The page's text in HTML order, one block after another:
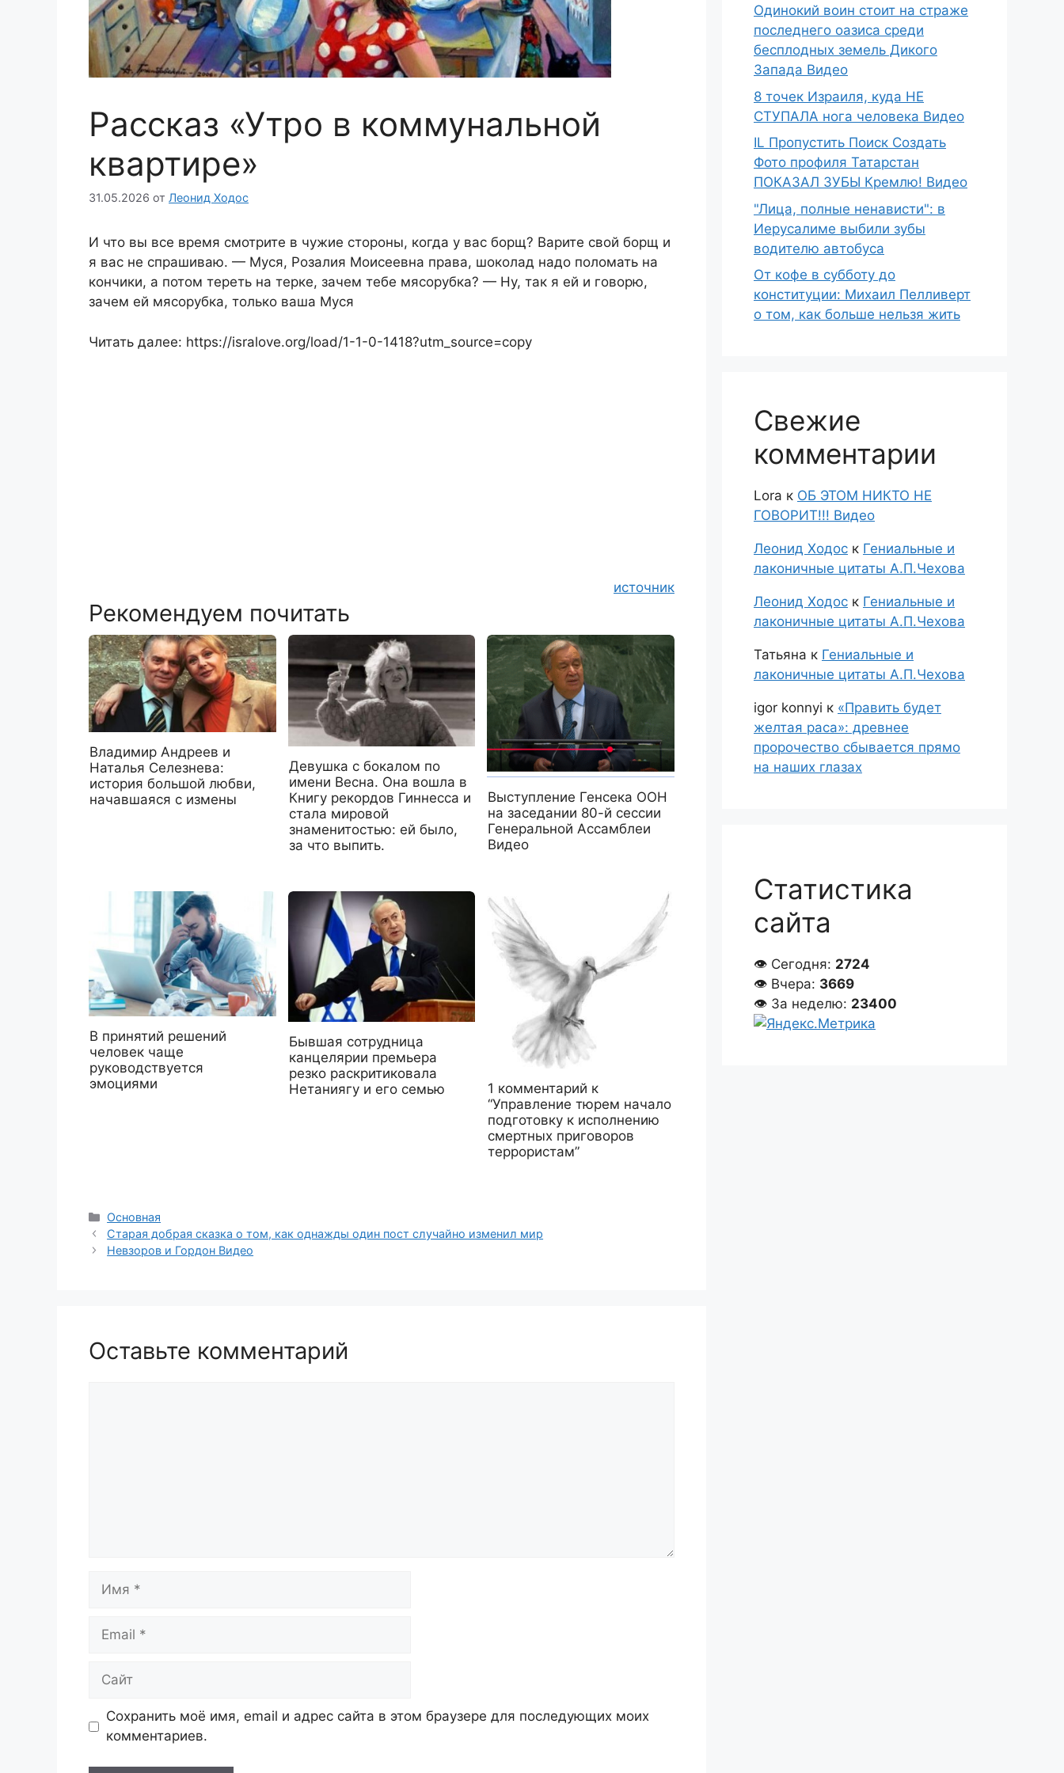
Рассказ «Утро в коммунальной
квартире»
31.05.2026 от Леонид Ходос
И что вы все время смотрите в чужие стороны, когда у вас борщ? Варите свой борщ и
я вас не спрашиваю. — Муся, Розалия Моисеевна права, шоколад надо поломать на
кончики, а потом тереть на терке, зачем тебе мясорубка? — Ну, так я ей и говорю,
зачем ей мясорубка, только ваша Муся
Читать далее: https://isralove.org/load/1-1-0-1418?utm_source=copy
источник
Рекомендуем почитать
Владимир Андреев и
Наталья Селезнева:
история большой любви,
начавшаяся с измены
Девушка с бокалом по
имени Весна. Она вошла в
Книгу рекордов Гиннесса и
стала мировой
знаменитостью: ей было,
за что выпить.
Выступление Генсека ООН
на заседании 80-й сессии
Генеральной Ассамблеи
Видео
В принятий решений
человек чаще
руководствуется
эмоциями
Бывшая сотрудница
канцелярии премьера
резко раскритиковала
Нетаниягу и его семью
1 комментарий к
“Управление тюрем начало
подготовку к исполнению
смертных приговоров
террористам”
Рубрики
Основная
Старая добрая сказка о том, как однажды один пост случайно изменил мир
Невзоров и Гордон Видео
Оставьте комментарий
Имя
Email
Сайт
Сохранить моё имя, email и адрес сайта в этом браузере для последующих моих
комментариев.
Одинокий воин стоит на страже
последнего оазиса среди
бесплодных земель Дикого
Запада Видео
8 точек Израиля, куда НЕ
СТУПАЛА нога человека Видео
IL Пропустить Поиск Создать
Фото профиля Татарстан
ПОКАЗАЛ ЗУБЫ Кремлю! Видео
"Лица, полные ненависти": в
Иерусалиме выбили зубы
водителю автобуса
От кофе в субботу до
конституции: Михаил Пелливерт
о том, как больше нельзя жить
Свежие
комментарии
Lora к ОБ ЭТОМ НИКТО НЕ
ГОВОРИТ!!! Видео
Леонид Ходос к Гениальные и
лаконичные цитаты А.П.Чехова
Леонид Ходос к Гениальные и
лаконичные цитаты А.П.Чехова
Татьяна к Гениальные и
лаконичные цитаты А.П.Чехова
igor konnyi к «Править будет
желтая раса»: древнее
пророчество сбывается прямо
на наших глазах
Статистика
сайта
👁 Сегодня: 2724
👁 Вчера: 3669
👁 За неделю: 23400